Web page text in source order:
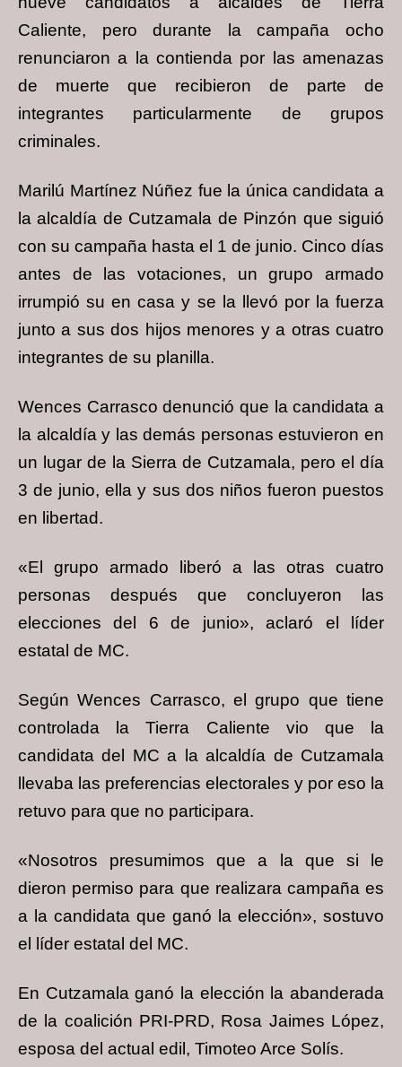
Caliente, pero durante la campaña ocho
renunciaron a la contienda por las amenazas
de muerte que recibieron de parte de
integrantes particularmente de grupos
criminales.
Marilú Martínez Núñez fue la única candidata a
la alcaldía de Cutzamala de Pinzón que siguió
con su campaña hasta el 1 de junio. Cinco días
antes de las votaciones, un grupo armado
irrumpió su en casa y se la llevó por la fuerza
junto a sus dos hijos menores y a otras cuatro
integrantes de su planilla.
Wences Carrasco denunció que la candidata a
la alcaldía y las demás personas estuvieron en
un lugar de la Sierra de Cutzamala, pero el día
3 de junio, ella y sus dos niños fueron puestos
en libertad.
«El grupo armado liberó a las otras cuatro
personas después que concluyeron las
elecciones del 6 de junio», aclaró el líder
estatal de MC.
Según Wences Carrasco, el grupo que tiene
controlada la Tierra Caliente vio que la
candidata del MC a la alcaldía de Cutzamala
llevaba las preferencias electorales y por eso la
retuvo para que no participara.
«Nosotros presumimos que a la que si le
dieron permiso para que realizara campaña es
a la candidata que ganó la elección», sostuvo
el líder estatal del MC.
En Cutzamala ganó la elección la abanderada
de la coalición PRI-PRD, Rosa Jaimes López,
esposa del actual edil, Timoteo Arce Solís.